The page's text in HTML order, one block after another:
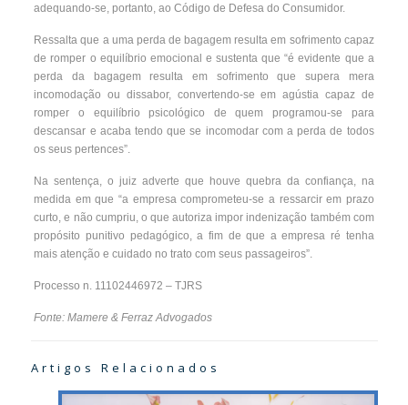
adequando-se, portanto, ao Código de Defesa do Consumidor.
Ressalta que a uma perda de bagagem resulta em sofrimento capaz
de romper o equilíbrio emocional e sustenta que “é evidente que a
perda da bagagem resulta em sofrimento que supera mera
incomodação ou dissabor, convertendo-se em agústia capaz de
romper o equilíbrio psicológico de quem programou-se para
descansar e acaba tendo que se incomodar com a perda de todos
os seus pertences”.
Na sentença, o juiz adverte que houve quebra da confiança, na
medida em que “a empresa comprometeu-se a ressarcir em prazo
curto, e não cumpriu, o que autoriza impor indenização também com
propósito punitivo pedagógico, a fim de que a empresa ré tenha
mais atenção e cuidado no trato com seus passageiros”.
Processo n. 11102446972 – TJRS
Fonte: Mamere & Ferraz Advogados
Artigos Relacionados